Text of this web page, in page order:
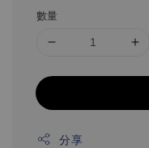
數量
分享